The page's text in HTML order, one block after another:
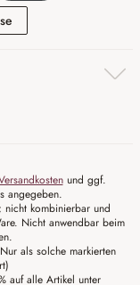
und ggf.
angegeben.
nicht kombinierbar und
Nicht anwendbar beim
als solche markierten
auf alle Artikel unter